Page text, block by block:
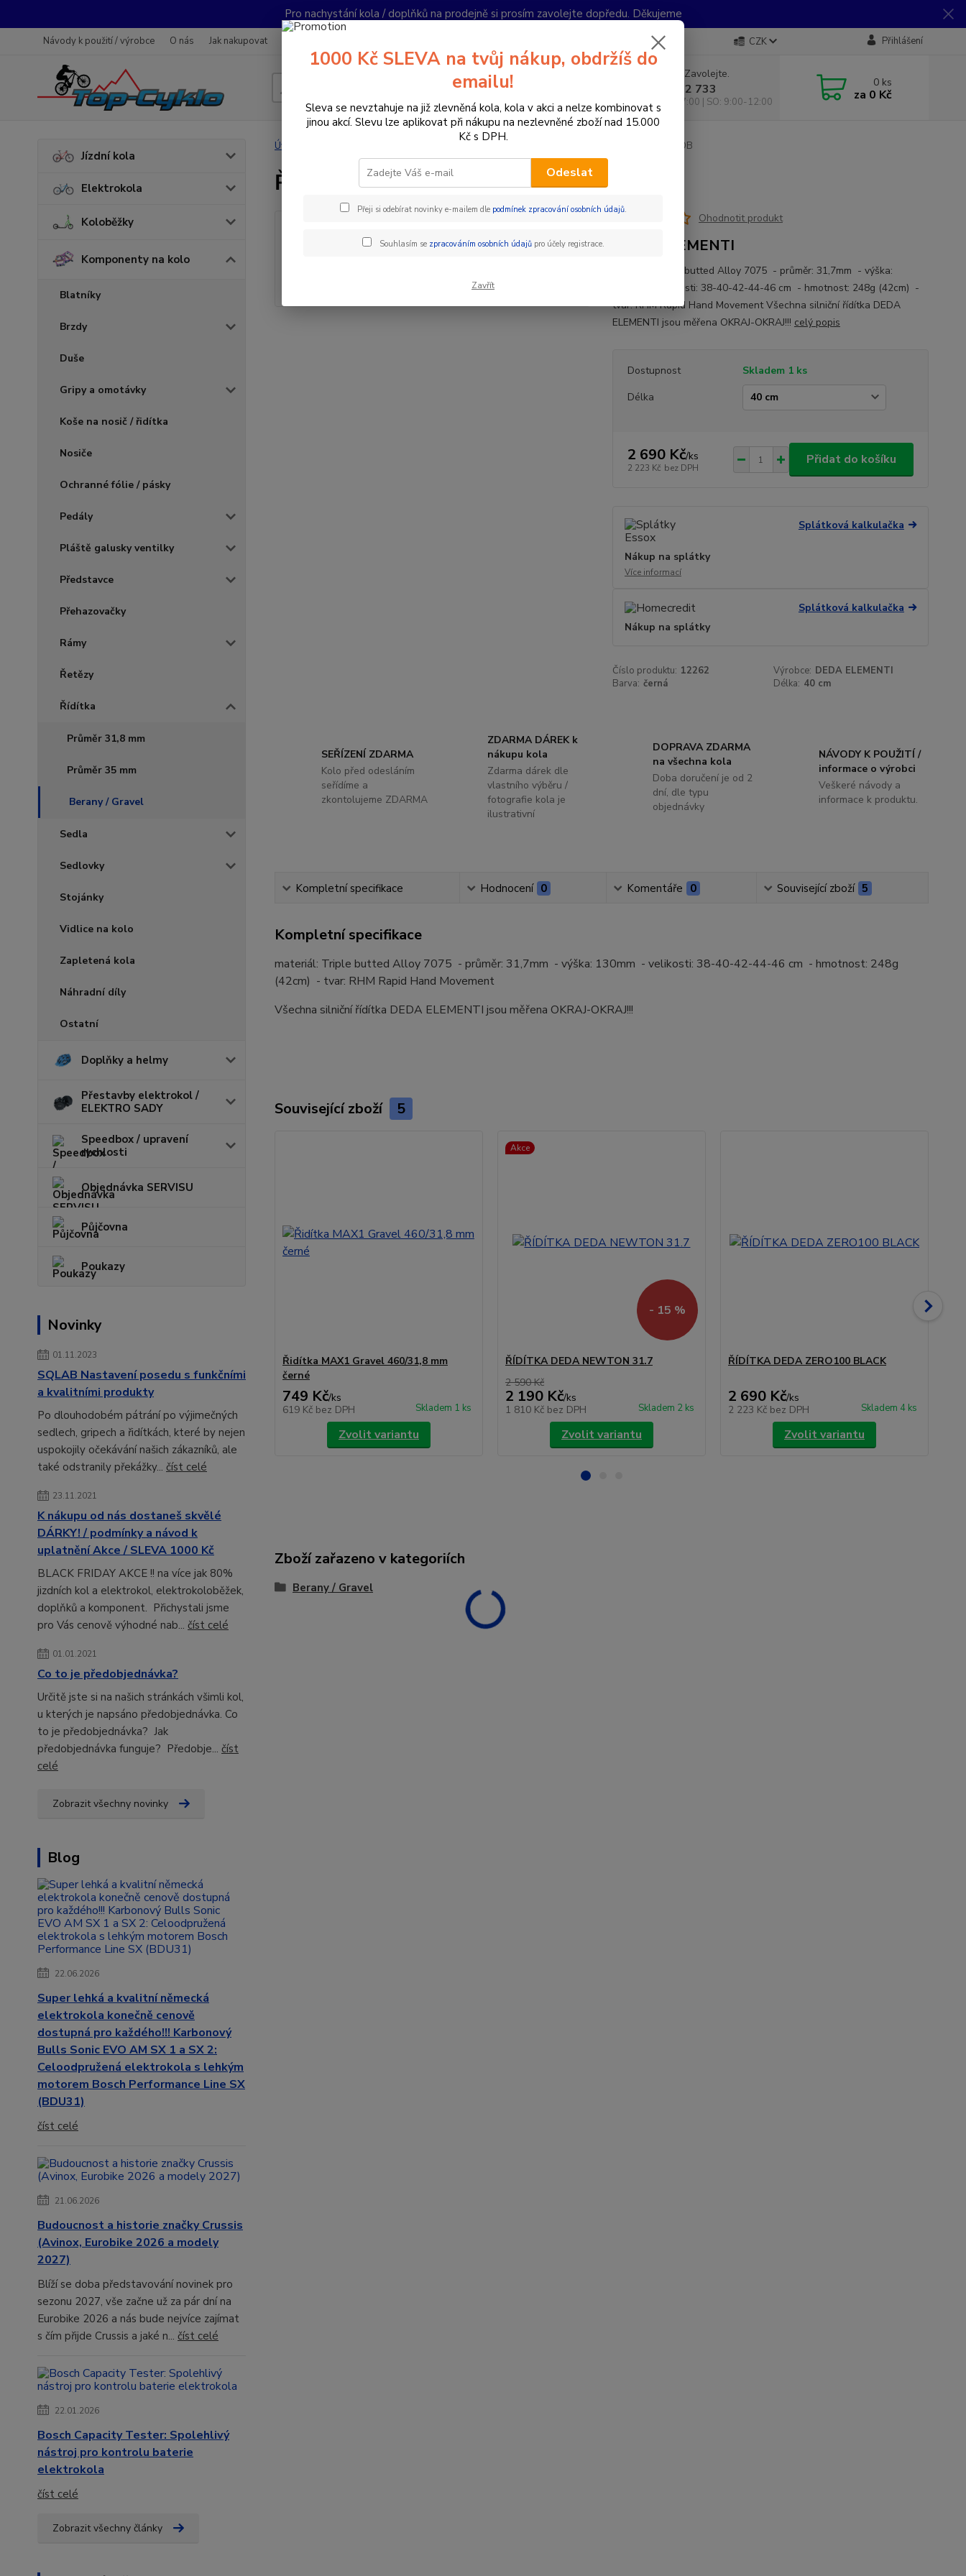
Pro nachystání kola / doplňků na prodejně si prosím zavolejte dopředu. Děkujeme
Návody k použití / výrobce O nás Jak nakupovat CZK Přihlášení
Hledat
Nevíte si rady? Zavolejte.
+420 733 792 733
PO-PÁ 10:00-17:00 | SO: 9:00-12:00
0 ks
za 0 Kč
Jízdní kola
Elektrokola
Koloběžky
Komponenty na kolo
Blatníky
Brzdy
Duše
Gripy a omotávky
Koše na nosič / řidítka
Nosiče
Ochranné fólie / pásky
Pedály
Pláště galusky ventilky
Představce
Přehazovačky
Rámy
Řetězy
Řídítka
Průměr 31,8 mm
Průměr 35 mm
Berany / Gravel
Sedla
Sedlovky
Stojánky
Vidlice na kolo
Zapletená kola
Náhradní díly
Ostatní
Doplňky a helmy
Přestavby elektrokol /
ELEKTRO SADY
Speedbox / upravení
rychlosti
Objednávka SERVISU
Půjčovna
Poukazy
Novinky
01.11.2023
SQLAB Nastavení posedu s funkčními
a kvalitními produkty
Po dlouhodobém pátrání po výjimečných
sedlech, gripech a řidítkách, které by nejen
uspokojily očekávání našich zákazníků, ale
také odstranily překážky... číst celé
23.11.2021
K nákupu od nás dostaneš skvělé
DÁRKY! / podmínky a návod k
uplatnění Akce / SLEVA 1000 Kč
BLACK FRIDAY AKCE !! na více jak 80%
jizdních kol a elektrokol, elektrokoloběžek,
doplňků a komponent. Přichystali jsme
pro Vás cenově výhodné nab... číst celé
01.01.2021
Co to je předobjednávka?
Určitě jste si na našich stránkách všimli kol,
u kterých je napsáno předobjednávka. Co
to je předobjednávka? Jak
předobjednávka funguje? Předobje... číst
celé
Zobrazit všechny novinky
Blog
22.06.2026
Super lehká a kvalitní německá
elektrokola konečně cenově
dostupná pro každého!!! Karbonový
Bulls Sonic EVO AM SX 1 a SX 2:
Celoodpružená elektrokola s lehkým
motorem Bosch Performance Line SX
(BDU31)
číst celé
21.06.2026
Budoucnost a historie značky Crussis
(Avinox, Eurobike 2026 a modely
2027)
Blíží se doba představování novinek pro
sezonu 2027, vše začne už za pár dní na
Eurobike 2026 a nás bude nejvíce zajímat
s čím přijde Crussis a jaké n... číst celé
22.01.2026
Bosch Capacity Tester: Spolehlivý
nástroj pro kontrolu baterie
elektrokola
číst celé
Zobrazit všechny články
Úvod ŘÍDÍTKA DEDA ZERO100 BOB
ŘÍDÍTKA DEDA ZERO100 BOB
Ohodnotit produkt
DEDA ELEMENTI
materiál: Triple butted Alloy 7075 - průměr: 31,7mm - výška:
130mm - velikosti: 38-40-42-44-46 cm - hmotnost: 248g (42cm) -
tvar: RHM Rapid Hand Movement Všechna silniční řídítka DEDA
ELEMENTI jsou měřena OKRAJ-OKRAJ!!! celý popis
Dostupnost
Skladem 1 ks
Délka
2 690 Kč/ks
2 223 Kč bez DPH
Přidat do košíku
Splátková kalkulačka
Nákup na splátky
Více informací
Splátková kalkulačka
Nákup na splátky
Číslo produktu: 12262 Výrobce: DEDA ELEMENTI
Barva: černá Délka: 40 cm
SEŘÍZENÍ ZDARMA
Kolo před odesláním
seřídíme a
zkontolujeme ZDARMA
ZDARMA DÁREK k
nákupu kola
Zdarma dárek dle
vlastního výběru /
fotografie kola je
ilustrativní
DOPRAVA ZDARMA
na všechna kola
Doba doručení je od 2
dní, dle typu
objednávky
NÁVODY K POUŽITÍ /
informace o výrobci
Veškeré návody a
informace k produktu.
Kompletní specifikace Hodnocení 0 Komentáře 0 Související zboží 5
Kompletní specifikace
materiál: Triple butted Alloy 7075 - průměr: 31,7mm - výška: 130mm - velikosti: 38-40-42-44-46 cm - hmotnost: 248g
(42cm) - tvar: RHM Rapid Hand Movement
Všechna silniční řídítka DEDA ELEMENTI jsou měřena OKRAJ-OKRAJ!!!
Související zboží 5
Řidítka MAX1 Gravel 460/31,8 mm
černé
749 Kč/ks
619 Kč bez DPH Skladem 1 ks
Zvolit variantu
Akce
- 15 %
ŘÍDÍTKA DEDA NEWTON 31.7
2 590 Kč
2 190 Kč/ks
1 810 Kč bez DPH Skladem 2 ks
Zvolit variantu
ŘÍDÍTKA DEDA ZERO100 BLACK
2 690 Kč/ks
2 223 Kč bez DPH Skladem 4 ks
Zvolit variantu
Zboží zařazeno v kategoriích
Berany / Gravel
1000 Kč SLEVA na tvůj nákup, obdržíš do
emailu!
Sleva se nevztahuje na již zlevněná kola, kola v akci a nelze kombinovat s
jinou akcí. Slevu lze aplikovat při nákupu na nezlevněné zboží nad 15.000
Kč s DPH.
Odeslat
Přeji si odebírat novinky e-mailem dle podmínek zpracování osobních údajů.
Souhlasím se zpracováním osobních údajůpro účely registrace.
Zavřít